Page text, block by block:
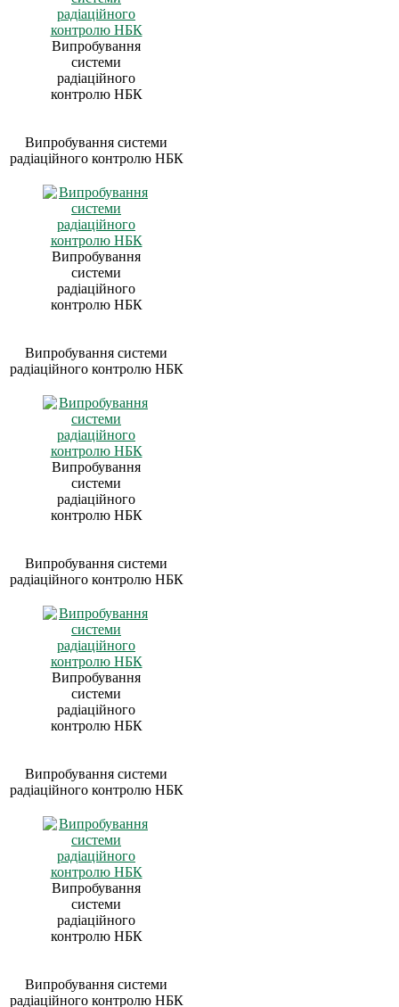
Випробування
системи
радіаційного
контролю НБК
Випробування системи
радіаційного контролю НБК
Випробування
системи
радіаційного
контролю НБК
Випробування системи
радіаційного контролю НБК
Випробування
системи
радіаційного
контролю НБК
Випробування системи
радіаційного контролю НБК
Випробування
системи
радіаційного
контролю НБК
Випробування системи
радіаційного контролю НБК
Випробування
системи
радіаційного
контролю НБК
Випробування системи
радіаційного контролю НБК